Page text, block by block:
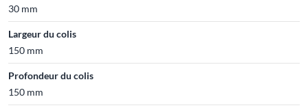
30 mm
Largeur du colis
150 mm
Profondeur du colis
150 mm